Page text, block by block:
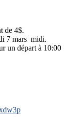
de 4$.
7 mars midi.
un départ à 10:00